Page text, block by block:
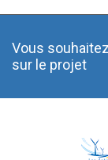
Vous
sur le projet